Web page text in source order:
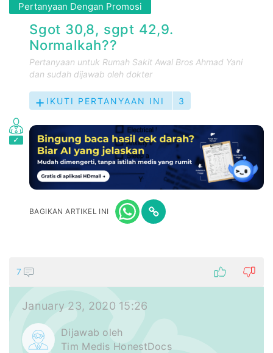
Pertanyaan Dengan Promosi
Sgot 30,8, sgpt 42,9.
Normalkah??
Pertanyaan untuk Rumah Sakit Awal Bros Ahmad Yani
dan sudah dijawab oleh dokter
IKUTI PERTANYAAN INI 3
BAGIKAN ARTIKEL INI
7
January 23, 2020 15:26
Dijawab oleh
Tim Medis HonestDocs